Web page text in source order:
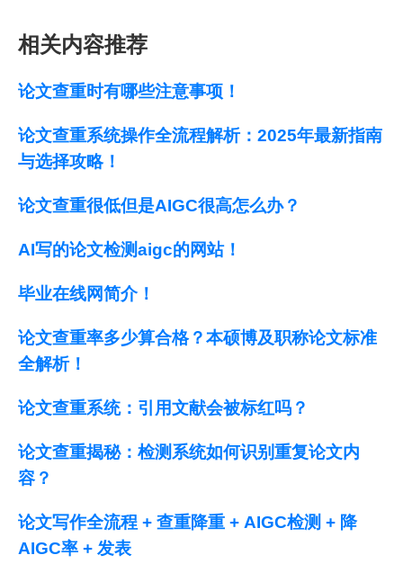
相关内容推荐
论文查重时有哪些注意事项！
论文查重系统操作全流程解析：2025年最新指南
与选择攻略！
论文查重很低但是AIGC很高怎么办？
AI写的论文检测aigc的网站！
毕业在线网简介！
论文查重率多少算合格？本硕博及职称论文标准
全解析！
论文查重系统：引用文献会被标红吗？
论文查重揭秘：检测系统如何识别重复论文内
容？
论文写作全流程 + 查重降重 + AIGC检测 + 降
AIGC率 + 发表